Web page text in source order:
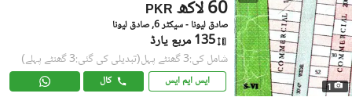
1
PKR 60 لاکھ
صادق لیونا - سیکٹر 6, صادق لیونا
135 مربع یارڈ
شامل کی:3 گھنٹے پہل (تبدیلی کی گئی:3 گھنٹے پہلے)
ایس ایم ایس کال